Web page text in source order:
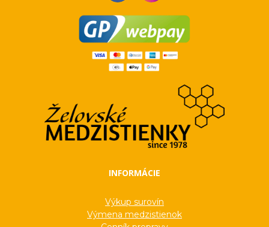
INFORMÁCIE
Výkup surovín
Výmena medzistienok